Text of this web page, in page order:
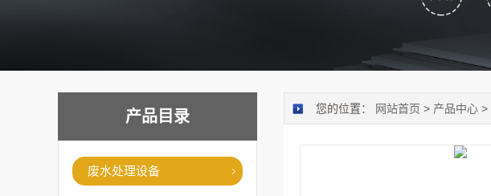
产品目录
废水处理设备
您的位置： 网站首页 > 产品中心 >